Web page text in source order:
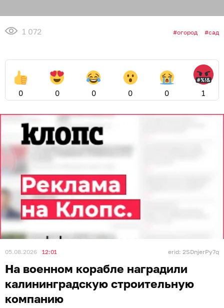
1 072 огород сад
0 0 0 0 0 1
05.08.2026 12:01 erid: 2SDnjerPy7q
На военном корабле наградили
калининградскую строительную
компанию